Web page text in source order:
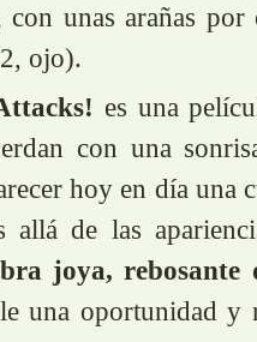
con unas arañas por
ojo).
es una
con una
hoy en día una
allá de las
joya,
una oportunidad y